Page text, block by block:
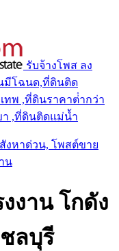
รับจ้างโพส ลง
มีโฉนด,ที่ดินติด
ทพ ,ที่ดินราคาต่ํากว่า
า ,ที่ดินติดแม่น้ำ
งหาด่วน, โพสต์ขาย
น
งาน โกดัง
ลบุรี